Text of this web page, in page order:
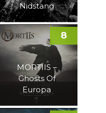
Nidstang
MORTIIS –
Ghosts Of
Europa
8